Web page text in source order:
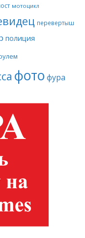
мотоцикл
перевертыш
полиция
фото фура